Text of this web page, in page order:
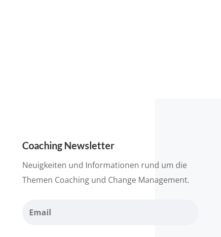
Coaching Newsletter
Neuigkeiten und Informationen rund um die
Themen Coaching und Change Management.